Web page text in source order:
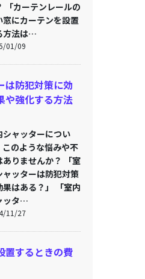
「カーテンレールの
窓にカーテンを設置
方法は…
01/09
は防犯対策に効
や強化する方法
シャッターについ
このような悩みや不
ありませんか？ 「室
ャッターは防犯対策
果はある？」 「室内
ッタ…
11/27
置するときの費